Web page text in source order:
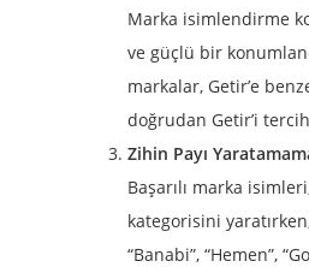
Marka isimlendirme
ve güçlü bir
markalar, Getir’e
doğrudan Getir’i
Zihin Payı
Başarılı marka
kategorisini
“Banabi”, “Hemen”,